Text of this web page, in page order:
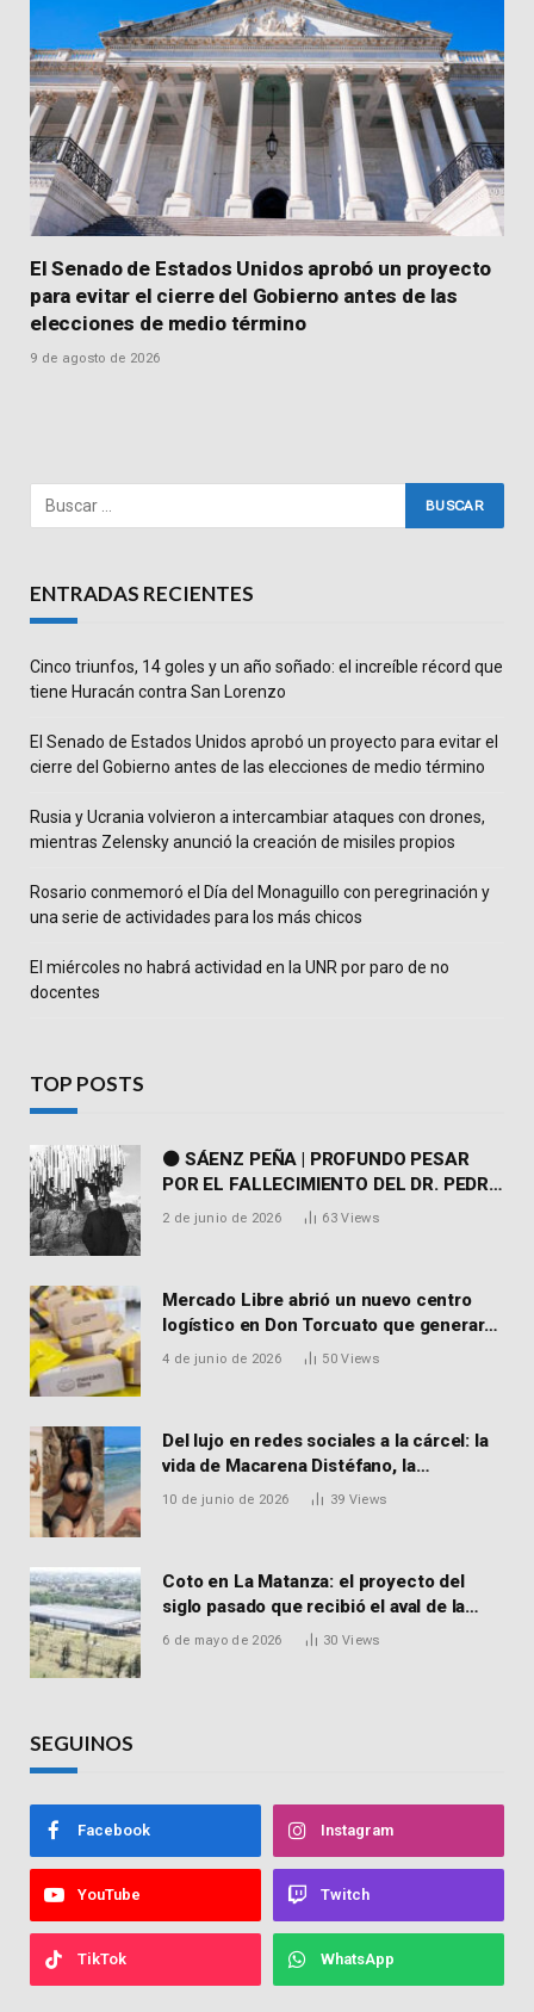
El Senado de Estados Unidos aprobó un proyecto
para evitar el cierre del Gobierno antes de las
elecciones de medio término
9 de agosto de 2026
ENTRADAS RECIENTES
Cinco triunfos, 14 goles y un año soñado: el increíble récord que
tiene Huracán contra San Lorenzo
El Senado de Estados Unidos aprobó un proyecto para evitar el
cierre del Gobierno antes de las elecciones de medio término
Rusia y Ucrania volvieron a intercambiar ataques con drones,
mientras Zelensky anunció la creación de misiles propios
Rosario conmemoró el Día del Monaguillo con peregrinación y
una serie de actividades para los más chicos
El miércoles no habrá actividad en la UNR por paro de no
docentes
TOP POSTS
⚫ SÁENZ PEÑA | PROFUNDO PESAR
POR EL FALLECIMIENTO DEL DR. PEDRO
MARTORELL
2 de junio de 2026 63Views
Mercado Libre abrió un nuevo centro
logístico en Don Torcuato que generará
900 empleos: cómo enviar el CV
4 de junio de 2026 50Views
Del lujo en redes sociales a la cárcel: la
vida de Macarena Distéfano, la
influencer de San Martín acusada de
10 de junio de 2026 39 Views
Coto en La Matanza: el proyecto del
siglo pasado que recibió el aval de la
Justicia para reactivar una obra frenada
6 de mayo de 2026 30 Views
SEGUINOS
Facebook Instagram
YouTube Twitch
TikTok WhatsApp